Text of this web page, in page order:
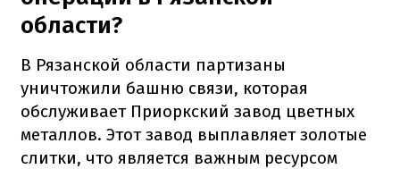
области?
В Рязанской области партизаны
уничтожили башню связи, которая
обслуживает Приоркский завод цветных
металлов. Этот завод выплавляет золотые
слитки, что является важным ресурсом